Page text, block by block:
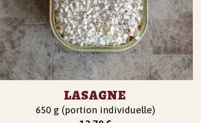
LASAGNE
650 g (portion individuelle)